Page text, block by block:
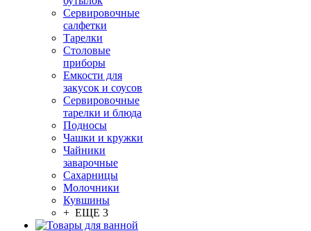
Сервировочные
салфетки
Тарелки
Столовые
приборы
Емкости для
закусок и соусов
Сервировочные
тарелки и блюда
Подносы
Чашки и кружки
Чайники
заварочные
Сахарницы
Молочники
Кувшины
+ ЕЩЕ 3